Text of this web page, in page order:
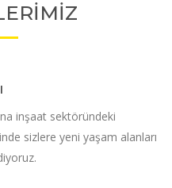
inşaat sektöründeki
sizlere yeni yaşam alanları